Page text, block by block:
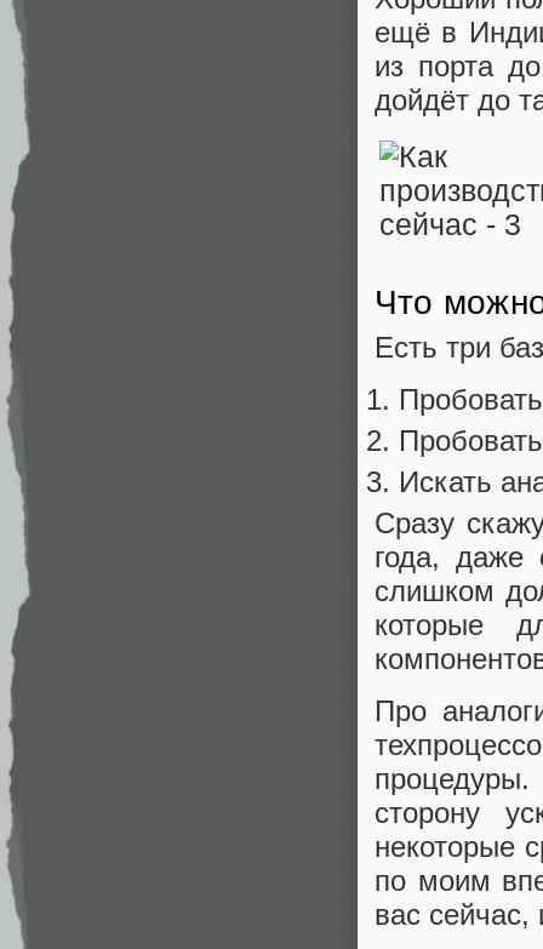
ещё в
из порта
дойдёт до
Что
Есть три
Искать
Сразу
года, даже
слишком
которые
Про
сторону
некоторые
по моим
вас сейчас,